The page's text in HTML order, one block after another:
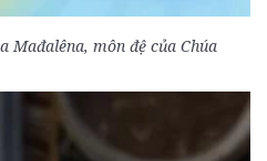
Mađalêna, môn đệ của Chúa